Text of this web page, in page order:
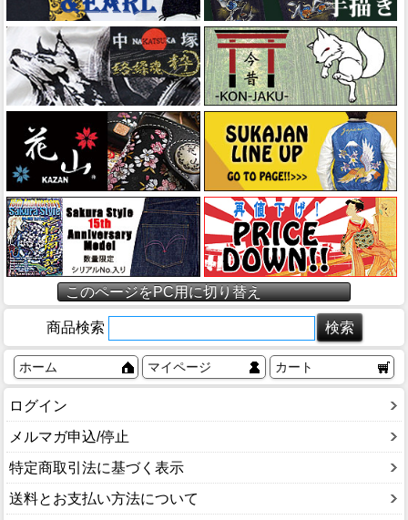
このページをPC用に切り替え
商品検索
ホーム マイページ カート
ログイン
メルマガ申込/停止
特定商取引法に基づく表示
送料とお支払い方法について